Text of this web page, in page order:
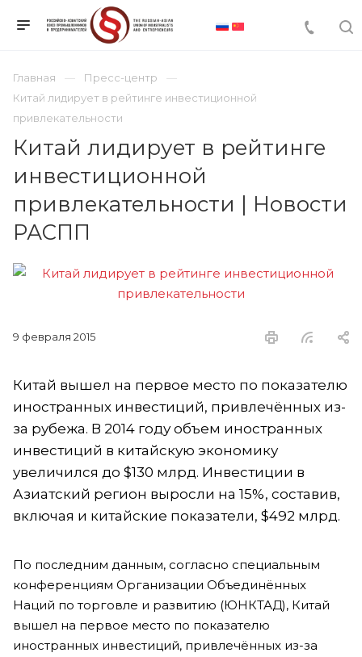
Главная
Пресс-центр
Китай лидирует в рейтинге инвестиционной
привлекательности
Китай лидирует в рейтинге
инвестиционной
привлекательности | Новости
РАСПП
9 февраля 2015
Китай вышел на первое место по показателю
иностранных инвестиций, привлечённых из-
за рубежа. В 2014 году объем иностранных
инвестиций в китайскую экономику
увеличился до $130 млрд. Инвестиции в
Азиатский регион выросли на 15%, составив,
включая и китайские показатели, $492 млрд.
По последним данным, согласно специальным
конференциям Организации Объединённых
Наций по торговле и развитию (ЮНКТАД), Китай
вышел на первое место по показателю
иностранных инвестиций, привлечённых из-за